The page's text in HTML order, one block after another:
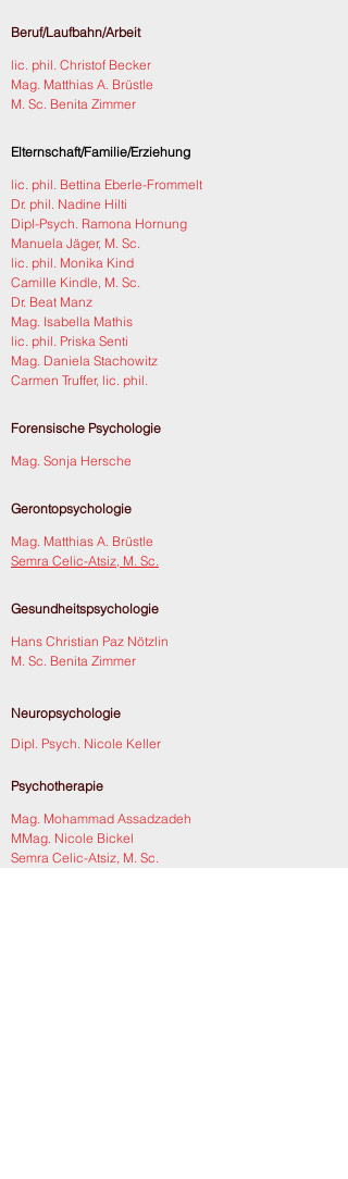
Beruf/Laufbahn/Arbeit
lic. phil. Christof Becker
Mag. Matthias A. Brüstle
M. Sc. Benita Zimmer
Elternschaft/Familie/Erziehung
lic. phil. Bettina Eberle-Frommelt
Dr. phil. Nadine Hilti
Dipl-Psych. Ramona Hornung
Manuela Jäger, M. Sc.
lic. phil. Monika Kind
Camille Kindle, M. Sc.
Dr. Beat Manz
Mag. Isabella Mathis
lic. phil. Priska Senti
Mag. Daniela Stachowitz
Carmen Truffer, lic. phil.
Forensische Psychologie
Mag. Sonja Hersche
Gerontopsychologie
Mag. Matthias A. Brüstle
Semra Celic-Atsiz, M. Sc.
Gesundheitspsychologie
Hans Christian Paz Nötzlin
M. Sc. Benita Zimmer
Neuropsychologie
Dipl. Psych. Nicole Keller
Psychotherapie
Mag. Mohammad Assadzadeh
MMag. Nicole Bickel
Semra Celic-Atsiz, M. Sc.